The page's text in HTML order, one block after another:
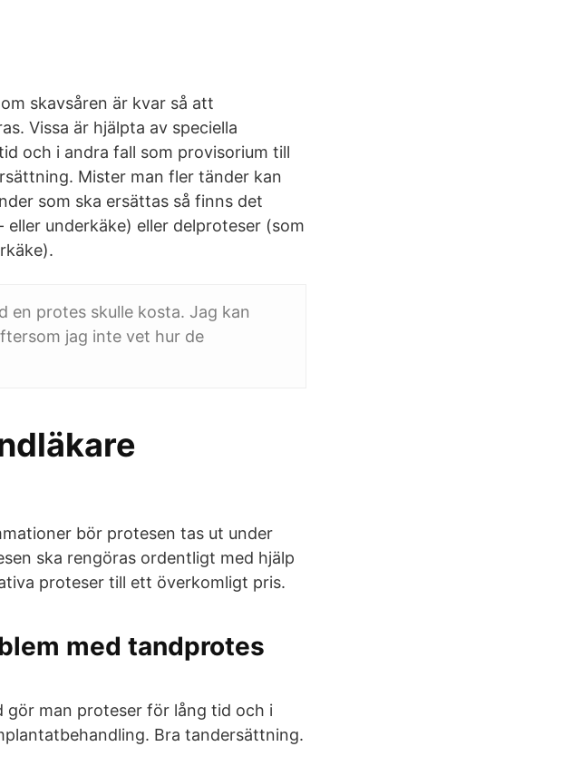
skavsåren är kvar så att
Vissa är hjälpta av speciella
och i andra fall som provisorium till
Mister man fler tänder kan
som ska ersättas så finns det
underkäke) eller delproteser (som
en protes skulle kosta. Jag kan
jag inte vet hur de
bör protesen tas ut under
ska rengöras ordentligt med hjälp
proteser till ett överkomligt pris.
med tandprotes
gör man proteser för lång tid och i
Bra tandersättning.